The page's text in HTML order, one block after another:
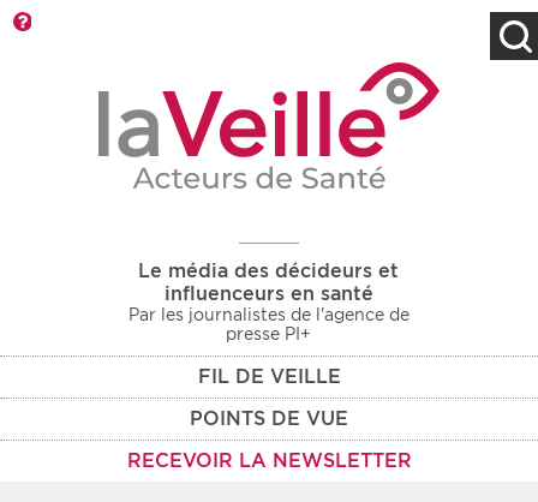
Le média des décideurs et
influenceurs en santé
Par les journalistes de l'agence de
presse PI+
FIL DE VEILLE
POINTS DE VUE
RECEVOIR LA NEWSLETTER
Rendez-vous des 7
prochains jours
Recherche par mots clés
Type d'information
Rendez-vous
Protection sociale
Zone géographique